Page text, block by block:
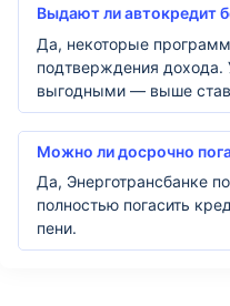
Выдают ли автокредит
Да, некоторые
подтверждения дохода.
выгодными — выше
Можно ли досрочно
Да, Энерготрансбанке
полностью погасить
пени.